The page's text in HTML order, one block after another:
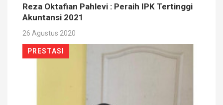
Reza Oktafian Pahlevi : Peraih IPK Tertinggi
Akuntansi 2021
26 Agustus 2020
PRESTASI